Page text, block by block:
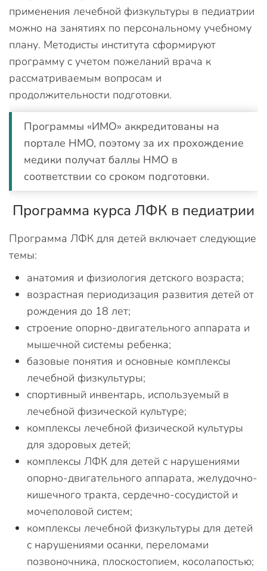
применения лечебной физкультуры в педиатрии
можно на занятиях по персональному учебному
плану. Методисты института сформируют
программу с учетом пожеланий врача к
рассматриваемым вопросам и
продолжительности подготовки.
Программы «ИМО» аккредитованы на
портале НМО, поэтому за их прохождение
медики получат баллы НМО в
соответствии со сроком подготовки.
Программа курса ЛФК в педиатрии
Программа ЛФК для детей включает следующие
темы:
анатомия и физиология детского возраста;
возрастная периодизация развития детей от
рождения до 18 лет;
строение опорно-двигательного аппарата и
мышечной системы ребенка;
базовые понятия и основные комплексы
лечебной физкультуры;
спортивный инвентарь, используемый в
лечебной физической культуре;
комплексы лечебной физической культуры
для здоровых детей;
комплексы ЛФК для детей с нарушениями
опорно-двигательного аппарата, желудочно-
кишечного тракта, сердечно-сосудистой и
мочеполовой систем;
комплексы лечебной физкультуры для детей
с нарушениями осанки, переломами
позвоночника, плоскостопием, косолапостью;